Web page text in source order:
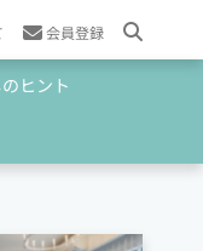
会員登録
ヒント